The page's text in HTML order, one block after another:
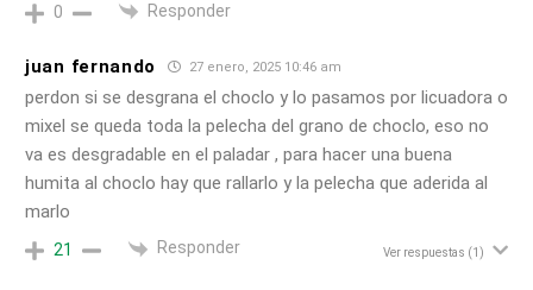
0 Responder
juan fernando 27 enero, 2025 10:46 am
perdon si se desgrana el choclo y lo pasamos por licuadora o
mixel se queda toda la pelecha del grano de choclo, eso no
va es desgradable en el paladar , para hacer una buena
humita al choclo hay que rallarlo y la pelecha que aderida al
marlo
21 Responder Ver respuestas (1)